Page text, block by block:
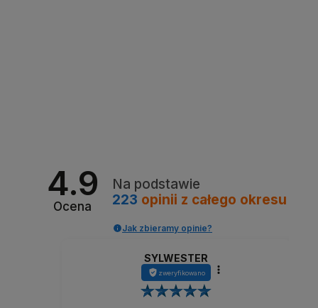
4.9
Ocena
Na podstawie
223 opinii z całego okresu
Jak zbieramy opinie?
SYLWESTER
zweryfikowano